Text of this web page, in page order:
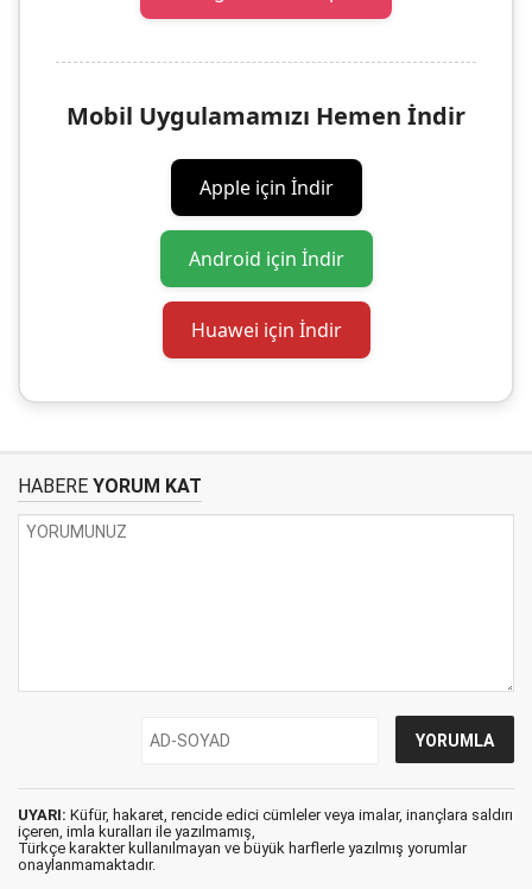
Mobil Uygulamamızı Hemen İndir
Apple için İndir
Android için İndir
Huawei için İndir
HABERE YORUM KAT
UYARI: Küfür, hakaret, rencide edici cümleler veya imalar, inançlara saldırı
içeren, imla kuralları ile yazılmamış,
Türkçe karakter kullanılmayan ve büyük harflerle yazılmış yorumlar
onaylanmamaktadır.